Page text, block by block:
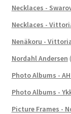
Necklaces -
Necklaces -
Nenäkoru -
Nordahl Andersen
Photo Albums -
Photo Albums -
Picture Frames -